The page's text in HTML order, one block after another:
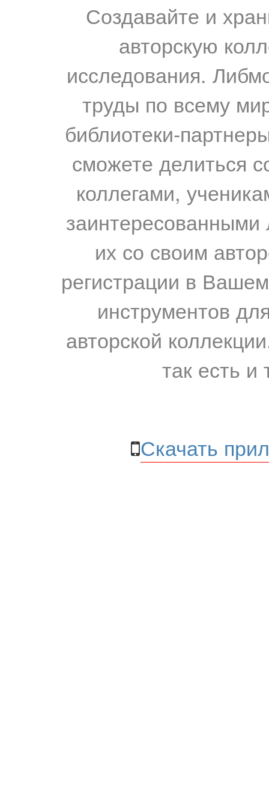
Создавайте и
авторскую
исследования.
труды по всему
библиотеки-
сможете делиться
коллегами,
их со своим
регистрации в
инструментов
авторской
так есть и
Скачать